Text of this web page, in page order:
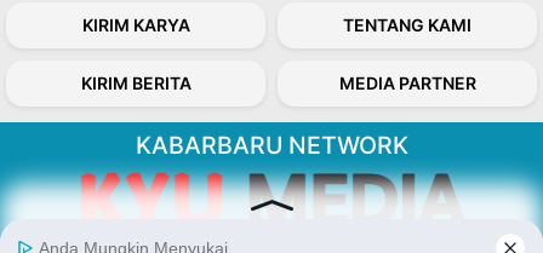
KIRIM KARYA TENTANG KAMI
KIRIM BERITA MEDIA PARTNER
KABARBARU NETWORK